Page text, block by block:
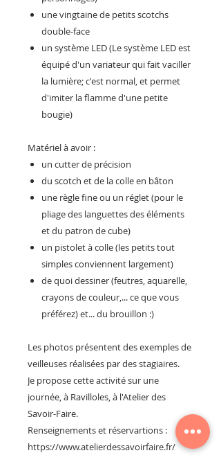
une vingtaine de petits scotchs
double-face
un système LED(Le système LED est
équipé d'un variateur qui fait vaciller
la lumière; c'est normal, et permet
d'imiter la flamme d'une petite
bougie)
Matériel à avoir :
un cutter de précision
du scotch et de la colle en bâton
une règle fine ou un réglet (pour le
pliage des languettes des éléments
et du patron de cube)
un pistolet à colle (les petits tout
simples conviennent largement)
de quoi dessiner (feutres, aquarelle,
crayons de couleur,... ce que vous
préférez) et... du brouillon :)
Les photos présentent des exemples de
veilleuses réalisées par des stagiaires.
Je propose cette activité sur une
journée, à Ravilloles, à l'Atelier des
Savoir-Faire.
Renseignements et réservartions :
https://www.atelierdessavoirfaire.fr/